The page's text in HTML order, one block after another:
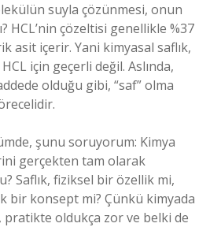
suyla çözünmesi, onun
HCL’nin çözeltisi genellikle %37
asit içerir. Yani kimyasal saflık,
için geçerli değil. Aslında,
olduğu gibi, “saf” olma
şunu soruyorum: Kimya
gerçekten tam olarak
Saflık, fiziksel bir özellik mi,
bir konsept mi? Çünkü kimyada
pratikte oldukça zor ve belki de